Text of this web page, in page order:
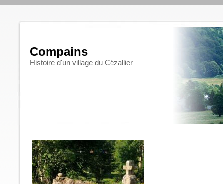
Compains
Histoire d'un village du Cézallier